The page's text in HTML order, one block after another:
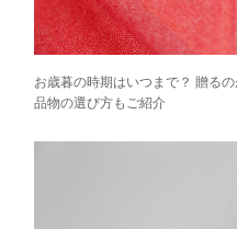
お歳暮の時期はいつまで？ 贈る
品物の選び方もご紹介